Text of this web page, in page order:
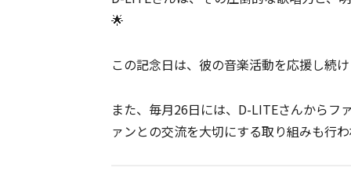
🌟
この記念日は、彼の音楽活動を応援し続
また、毎月26日には、D-LITEさんからフ
ァンとの交流を大切にする取り組みも行